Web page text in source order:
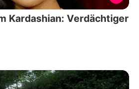
Kardashian: Verdächtiger